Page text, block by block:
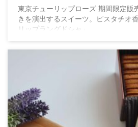
東京チューリップローズ 期間限定販
きを演出するスイーツ。ピスタチオ
リップラングドシャ」